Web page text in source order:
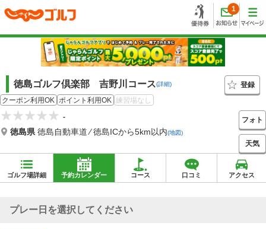
1
徳島ゴルフ倶楽部 吉野川コース(詳細)
登録
クーポン利用OK ポイント利用OK 練習場なし
-
徳島県徳島自動車道 ⁄ 徳島ICから5km以内(地図)
フォト
天気
ゴルフ場詳細 予約カレンダー コース 口コミ アクセス
プレー日を選択してください